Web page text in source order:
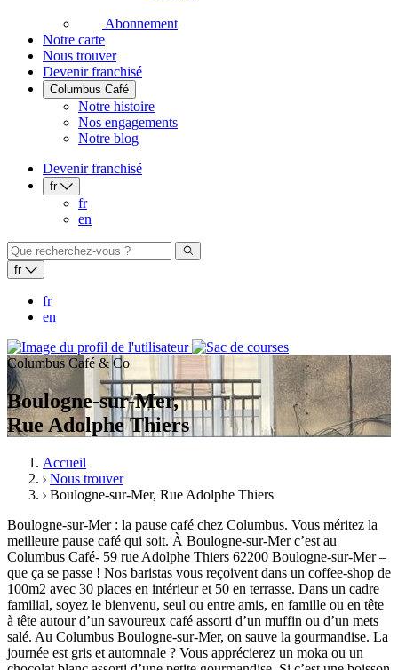
Abonnement
Notre carte
Nous trouver
Devenir franchisé
Columbus Café
Notre histoire
Nos engagements
Notre blog
Devenir franchisé
fr
fr
en
fr
fr
en
Columbus Café & Co
Boulogne-sur-Mer,
Rue Adolphe Thiers
Accueil
Nous trouver
Boulogne-sur-Mer, Rue Adolphe Thiers
Boulogne-sur-Mer : la pause café chez Columbus. Vous méritez la
meilleure pause café qui soit. À Boulogne-sur-Mer c’est au
Columbus Café- 59 rue Adolphe Thiers 62200 Boulogne-sur-Mer –
que ça se passe ! Nos baristas vous reçoivent dans un coffee-shop de
100m2 avec 30 places en intérieur et 50 en terrasse. Dans un cadre
familial, soyez le bienvenu, seul ou entre amis, en famille ou en tête
à tête autour d’un savoureux café assorti d’un muffin ou d’un mets
salé. Au Columbus Boulogne-sur-Mer, on sauve la gourmandise. La
journée est gris et automnale ? Vous apprécierez un moka ou un